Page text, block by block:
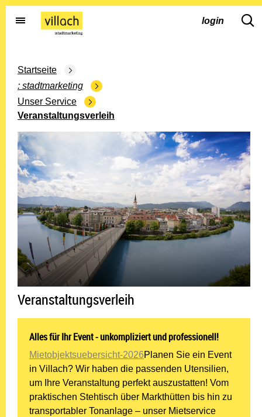
Gehe zur Startseite
login
Startseite
stadtmarketing
Unser Service
Veranstaltungsverleih
Veranstaltungsverleih
Alles für Ihr Event - unkompliziert und professionell!
Mietobjektsuebersicht-2026Planen Sie ein Event
in Villach? Wir haben die passenden Utensilien,
um Ihre Veranstaltung perfekt auszustatten! Vom
praktischen Stehtisch über Markthütten bis hin zu
transportabler Tonanlage – unser Mietservice